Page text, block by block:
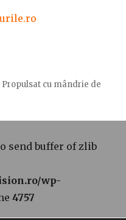
Propulsat cu mândrie de
send buffer of zlib
wp-
4757